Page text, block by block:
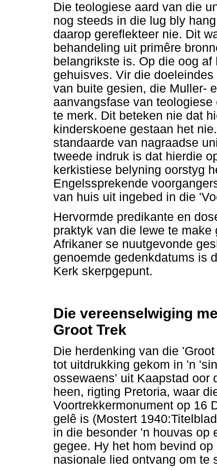
Die teologiese aard van die
nog steeds in die lug bly
daarop gereflekteer nie. Dit
behandeling uit primêre
belangrikste is. Op die oog
gehuisves. Vir die
van buite gesien, die Muller-
aanvangsfase van
te merk. Dit beteken nie dat
kinderskoene gestaan het
standaarde van nagraadse
tweede indruk is dat hierdie
kerkistiese belyning oorstyg
Engelssprekende
van huis uit ingebed in die
Hervormde predikante en
praktyk van die lewe te
Afrikaner se nuutgevonde
genoemde gedenkdatums is
Kerk skerpgepunt.
Die vereenselwiging
Groot Trek
Die herdenking van die
tot uitdrukking gekom in 'n
ossewaens' uit Kaapstad oor
heen, rigting Pretoria, waar
Voortrekkermonument op 16
gelê is (Mostert
in die besonder 'n houvas op
gegee. Hy het hom bevind
nasionale lied ontvang om te